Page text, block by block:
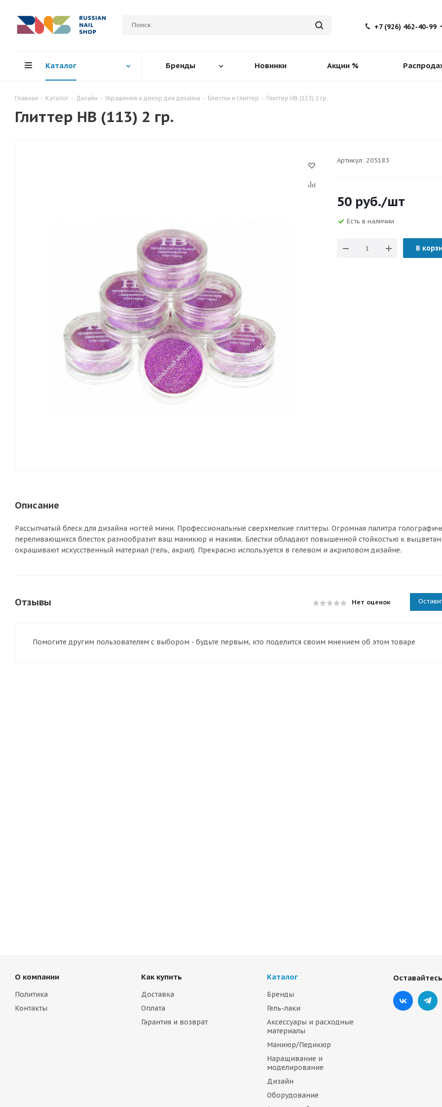
+7 (926) 462-40-99
Каталог Бренды Новинки Акции %
Главная - Каталог - Дизайн - Украшения и декор для дизайна - Блестки и глиттер - Глиттер HB (113) 2 гр.
Глиттер HB (113) 2 гр.
Артикул: 205183
50 руб./шт
Есть в наличии
В
Описание
Рассыпчатый блеск для дизайна ногтей мини. Профессиональные сверхмелкие глиттеры. Огромная палитра
переливающихся блесток разнообразит ваш маникюр и макияж. Блестки обладают повышенной стойкостью к
окрашивают искусственный материал (гель, акрил). Прекрасно используется в гелевом и акриловом дизайне.
Отзывы Нет оценок
Помогите другим пользователям с выбором - будьте первым, кто поделится своим мнением об этом товаре
О компании
Политика
Контакты
Как купить
Доставка
Оплата
Гарантия и возврат
Каталог
Бренды
Гель-лаки
Аксессуары и расходные
материалы
Маниюр/Педикюр
Наращивание и
моделирование
Дизайн
Оборудование